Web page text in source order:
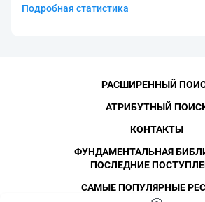
Подробная статистика
РАСШИРЕННЫЙ
АТРИБУТНЫЙ
КОНТАКТЫ
ФУНДАМЕНТАЛЬНАЯ
ПОСЛЕДНИЕ
САМЫЕ ПОПУЛЯРНЫЕ